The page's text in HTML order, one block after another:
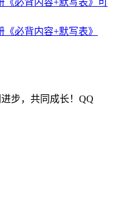
必背内容+默写表》可
必背内容+默写表》
步，共同成长！QQ